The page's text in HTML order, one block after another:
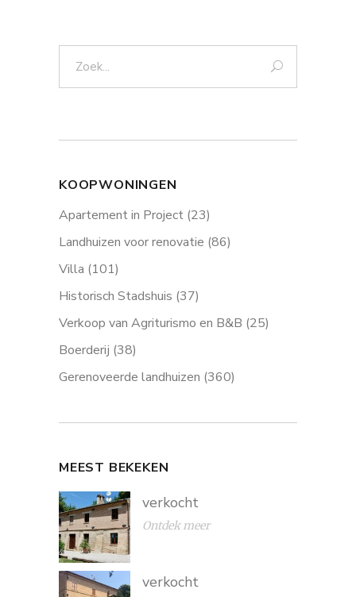
KOOPWONINGEN
Apartement in Project (23)
Landhuizen voor renovatie (86)
Villa (101)
Historisch Stadshuis (37)
Verkoop van Agriturismo en B&B (25)
Boerderij (38)
Gerenoveerde landhuizen (360)
MEEST BEKEKEN
verkocht
Ontdek meer
verkocht